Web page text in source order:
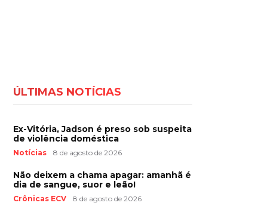
ÚLTIMAS NOTÍCIAS
Ex-Vitória, Jadson é preso sob suspeita
de violência doméstica
Notícias 8 de agosto de 2026
Não deixem a chama apagar: amanhã é
dia de sangue, suor e leão!
Crônicas ECV 8 de agosto de 2026